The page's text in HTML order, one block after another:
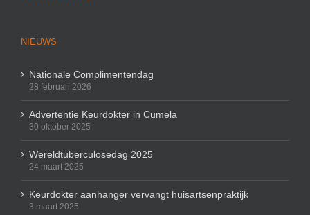
NIEUWS
Nationale Complimentendag
28 februari 2026
Advertentie Keurdokter in Cumela
30 oktober 2025
Wereldtuberculosedag 2025
24 maart 2025
Keurdokter aanhanger vervangt huisartsenpraktijk
3 maart 2025